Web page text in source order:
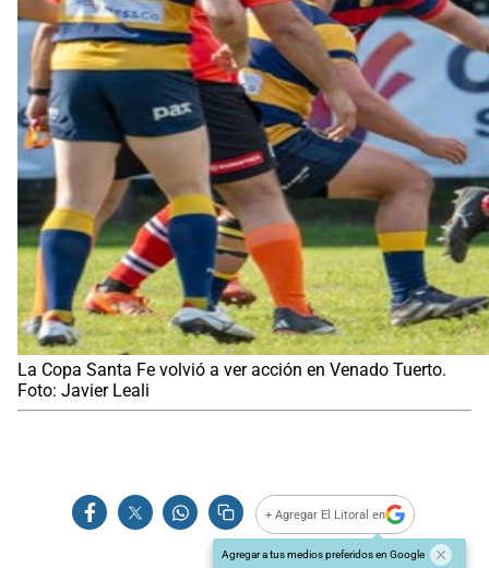
La Copa Santa Fe volvió a ver acción en Venado Tuerto.
Foto: Javier Leali
+ Agregar El Litoral en
Agregar a tus medios preferidos en Google